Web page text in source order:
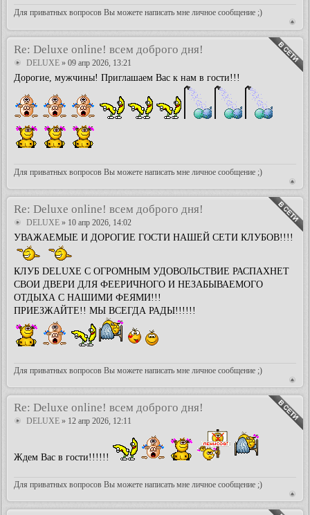
Для приватных вопросов Вы можете написать мне личное сообщение ;)
Re: Deluxe online! всем доброго дня!
DELUXE » 09 апр 2026, 13:21
Дорогие, мужчины! Приглашаем Вас к нам в гости!!!
Для приватных вопросов Вы можете написать мне личное сообщение ;)
Re: Deluxe online! всем доброго дня!
DELUXE » 10 апр 2026, 14:02
УВАЖАЕМЫЕ И ДОРОГИЕ ГОСТИ НАШЕЙ СЕТИ КЛУБОВ!!!!
КЛУБ DELUXE С ОГРОМНЫМ УДОВОЛЬСТВИЕ РАСПАХНЕТ
СВОИ ДВЕРИ ДЛЯ ФЕЕРИЧНОГО И НЕЗАБЫВАЕМОГО
ОТДЫХА С НАШИМИ ФЕЯМИ!!!
ПРИЕЗЖАЙТЕ!! МЫ ВСЕГДА РАДЫ!!!!!!
Для приватных вопросов Вы можете написать мне личное сообщение ;)
Re: Deluxe online! всем доброго дня!
DELUXE » 12 апр 2026, 12:11
Ждем Вас в гости!!!!!!
Для приватных вопросов Вы можете написать мне личное сообщение ;)